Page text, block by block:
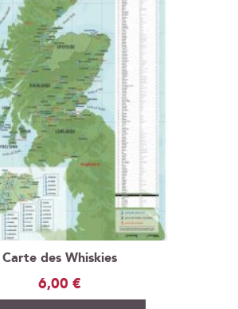
Carte des Whiskies
6,00 €